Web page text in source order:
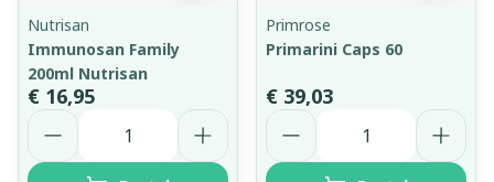
Nutrisan
Immunosan Family
200ml Nutrisan
€ 16,95
Aantal
Primrose
Primarini Caps 60
€ 39,03
Aantal